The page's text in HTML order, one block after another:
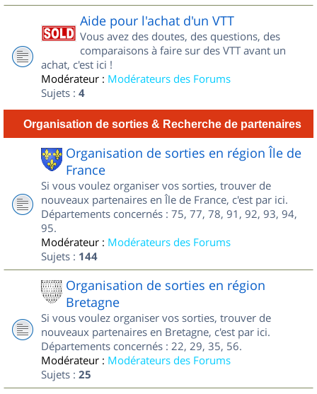
Aide pour l'achat d'un VTT
Vous avez des doutes, des questions, des
comparaisons à faire sur des VTT avant un
achat, c'est ici !
Modérateur : Modérateurs des Forums
Sujets : 4
Organisation de sorties & Recherche de partenaires
Organisation de sorties en région Île de
France
Si vous voulez organiser vos sorties, trouver de
nouveaux partenaires en Île de France, c'est par ici.
Départements concernés : 75, 77, 78, 91, 92, 93, 94,
95.
Modérateur : Modérateurs des Forums
Sujets : 144
Organisation de sorties en région
Bretagne
Si vous voulez organiser vos sorties, trouver de
nouveaux partenaires en Bretagne, c'est par ici.
Départements concernés : 22, 29, 35, 56.
Modérateur : Modérateurs des Forums
Sujets : 25